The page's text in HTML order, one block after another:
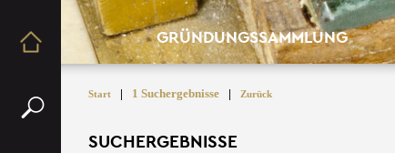
GRÜNDUNGSSAMMLUNG
Start | 1 Suchergebnisse | Zurück
SUCHERGEBNISSE